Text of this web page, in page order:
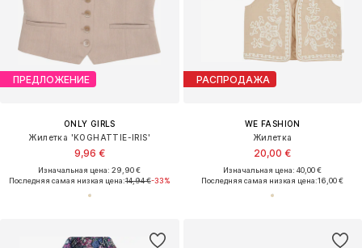
ПРЕДЛОЖЕНИЕ
ONLY GIRLS
Жилетка 'KOGHATTIE-IRIS'
9,96 €
Изначальная цена: 29,90 €
Последняя самая низкая цена:14,94 €-33%
РАСПРОДАЖА
WE FASHION
Жилетка
20,00 €
Изначальная цена: 40,00 €
Последняя самая низкая цена:16,00 €